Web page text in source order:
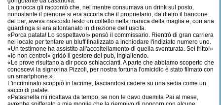
La gnocca gli raccontò che, nel mentre consumava un drink sul posto,
nonostante il pienone si era accorta che il proprietario, da dietro il bancone
del bar, aveva nascosto lesto un coltello nella manica della maglia e, con aria
guardinga si era allontanato in direzione dell’uscita.
«Porca patata! Lo sospettavo!» pensò il commissario. Rientrò di gran carriera
nel locale per tentare un bluff finalizzato a inchiodare l'indiziato numero uno.
«Un testimone ha assistito all'accoltellamento di quella sventurata. Sei fritto!»
«Io non centro!» gridò il gestore del pub, ingiallendo.
«Le prove risultano a dir poco schiaccianti. A parte che abbiamo scoperto che
conoscevi la signorina Pizzoli, per nostra fortuna l'omicidio è stato filmato con
un smartphone.»
L'incriminato scoppiò in lacrime, lasciandosi cadere su una sedia come un
sacco di patate.
«Patasnella mi ricattava da tempo, se non le davo duemila Pai al mese,